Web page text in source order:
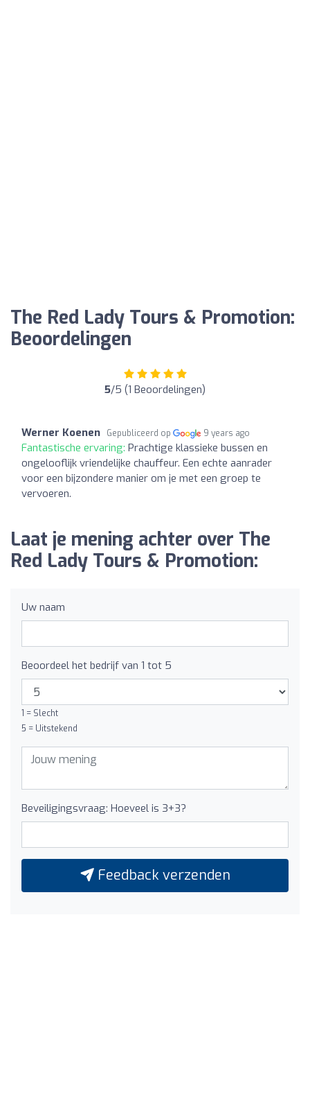
The Red Lady Tours & Promotion:
Beoordelingen
5/5 (1 Beoordelingen)
Werner Koenen Gepubliceerd op 9 years ago
Fantastische ervaring: Prachtige klassieke bussen en
ongelooflijk vriendelijke chauffeur. Een echte aanrader
voor een bijzondere manier om je met een groep te
vervoeren.
Laat je mening achter over The
Red Lady Tours & Promotion:
Uw naam
Beoordeel het bedrijf van 1 tot 5
1 = Slecht
5 = Uitstekend
Beveiligingsvraag: Hoeveel is 3+3?
Feedback verzenden